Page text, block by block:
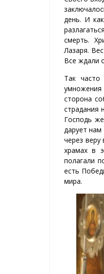
день. И
смерть.
Лазаря.
Все ждали
Так
умножения
сторона
страдания
Господь
дарует
через
храмах в
полагали
есть
мира.